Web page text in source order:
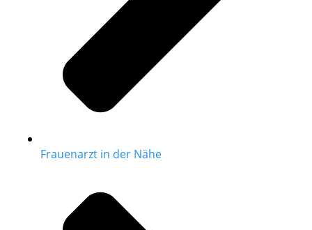
Frauenarzt in der Nähe